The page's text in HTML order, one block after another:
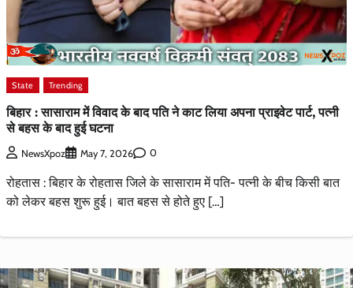
State Trending
बिहार : सासाराम में विवाद के बाद पति ने काट लिया अपना प्राइवेट पार्ट, पत्नी
से बहस के बाद हुई घटना
NewsXpoz May 7, 2026 0
रोहतास : बिहार के रोहतास जिले के सासाराम में पति- पत्नी के बीच किसी बात
को लेकर बहस शुरू हुई। बात बहस से होते हुए […]